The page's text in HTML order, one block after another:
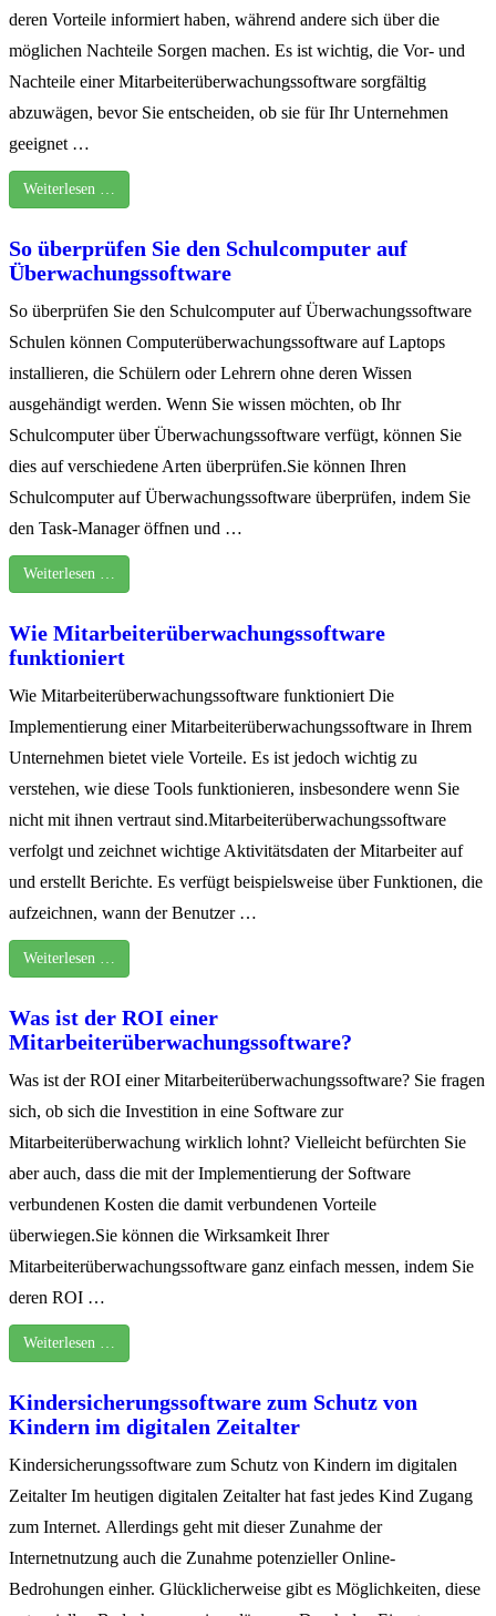
deren Vorteile informiert haben, während andere sich über die
möglichen Nachteile Sorgen machen. Es ist wichtig, die Vor- und
Nachteile einer Mitarbeiterüberwachungssoftware sorgfältig
abzuwägen, bevor Sie entscheiden, ob sie für Ihr Unternehmen
geeignet …
Weiterlesen …
So überprüfen Sie den Schulcomputer auf
Überwachungssoftware
So überprüfen Sie den Schulcomputer auf Überwachungssoftware
Schulen können Computerüberwachungssoftware auf Laptops
installieren, die Schülern oder Lehrern ohne deren Wissen
ausgehändigt werden. Wenn Sie wissen möchten, ob Ihr
Schulcomputer über Überwachungssoftware verfügt, können Sie
dies auf verschiedene Arten überprüfen.Sie können Ihren
Schulcomputer auf Überwachungssoftware überprüfen, indem Sie
den Task-Manager öffnen und …
Weiterlesen …
Wie Mitarbeiterüberwachungssoftware
funktioniert
Wie Mitarbeiterüberwachungssoftware funktioniert Die
Implementierung einer Mitarbeiterüberwachungssoftware in Ihrem
Unternehmen bietet viele Vorteile. Es ist jedoch wichtig zu
verstehen, wie diese Tools funktionieren, insbesondere wenn Sie
nicht mit ihnen vertraut sind.Mitarbeiterüberwachungssoftware
verfolgt und zeichnet wichtige Aktivitätsdaten der Mitarbeiter auf
und erstellt Berichte. Es verfügt beispielsweise über Funktionen, die
aufzeichnen, wann der Benutzer …
Weiterlesen …
Was ist der ROI einer
Mitarbeiterüberwachungssoftware?
Was ist der ROI einer Mitarbeiterüberwachungssoftware? Sie fragen
sich, ob sich die Investition in eine Software zur
Mitarbeiterüberwachung wirklich lohnt? Vielleicht befürchten Sie
aber auch, dass die mit der Implementierung der Software
verbundenen Kosten die damit verbundenen Vorteile
überwiegen.Sie können die Wirksamkeit Ihrer
Mitarbeiterüberwachungssoftware ganz einfach messen, indem Sie
deren ROI …
Weiterlesen …
Kindersicherungssoftware zum Schutz von
Kindern im digitalen Zeitalter
Kindersicherungssoftware zum Schutz von Kindern im digitalen
Zeitalter Im heutigen digitalen Zeitalter hat fast jedes Kind Zugang
zum Internet. Allerdings geht mit dieser Zunahme der
Internetnutzung auch die Zunahme potenzieller Online-
Bedrohungen einher. Glücklicherweise gibt es Möglichkeiten, diese